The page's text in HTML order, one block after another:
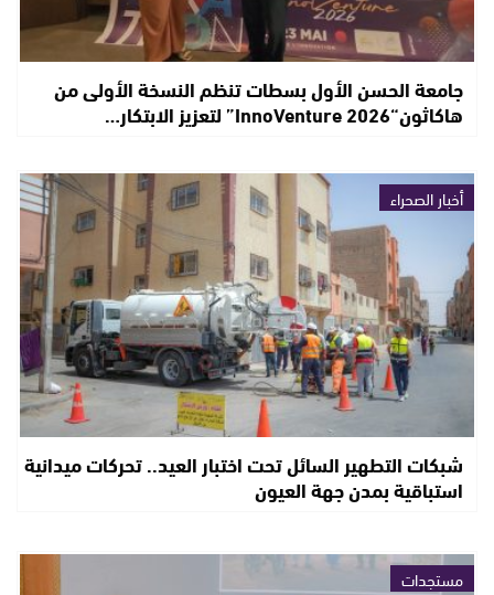
جامعة الحسن الأول بسطات تنظم النسخة الأولى من
هاكاثون“InnoVenture 2026” لتعزيز الابتكار…
أخبار الصحراء
شبكات التطهير السائل تحت اختبار العيد.. تحركات ميدانية
استباقية بمدن جهة العيون
مستجدات